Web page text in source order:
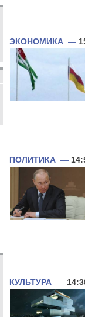
ЭКОНОМИКА —
ПОЛИТИКА —
КУЛЬТУРА —